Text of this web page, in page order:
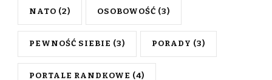
NATO (2) OSOBOWOŚĆ (3)
PEWNOŚĆ SIEBIE (3) PORADY (3)
PORTALE RANDKOWE (4)